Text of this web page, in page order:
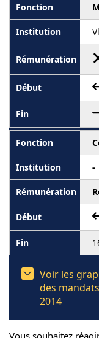
-
Voir les
des
2014
Vous souhaitez